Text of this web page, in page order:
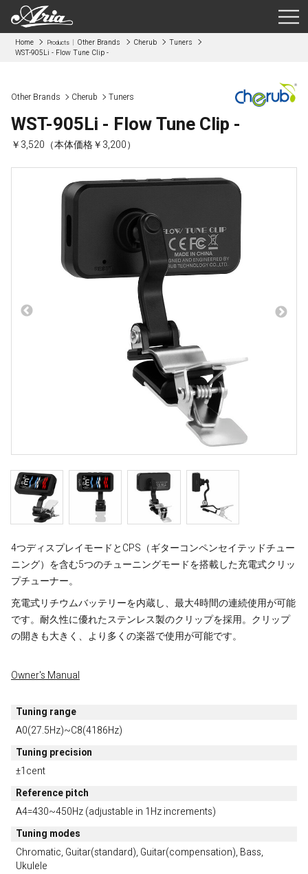
Home Products Other Brands Cherub
Tuners
WST-905Li - Flow Tune Clip -
Other Brands Cherub Tuners
WST-905Li - Flow Tune Clip -
￥3,520（本体価格￥3,200）
4つディスプレイモードとCPS（ギターコンペンセイテッドチュー
ニング）を含む5つのチューニングモードを搭載した充電式クリッ
プチューナー。
充電式リチウムバッテリーを内蔵し、最大4時間の連続使用が可能
です。耐久性に優れたステンレス製のクリップを採用。クリップ
の開きも大きく、より多くの楽器で使用が可能です。
Owner's Manual
Tuning range
A0(27.5Hz)~C8(4186Hz)
Tuning precision
±1cent
Reference pitch
A4=430~450Hz (adjustable in 1Hz increments)
Tuning modes
Chromatic, Guitar(standard), Guitar(compensation), Bass,
Ukulele